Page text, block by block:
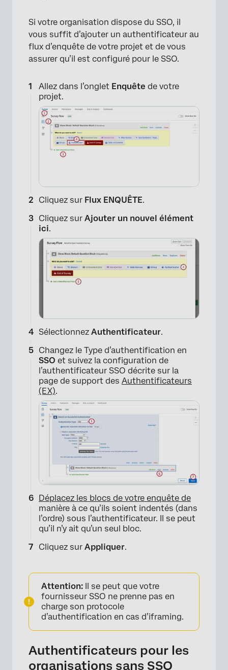
Si votre organisation dispose du SSO, il
vous suffit d’ajouter un authentificateur au
flux d’enquête de votre projet et de vous
assurer qu’il est configuré pour le SSO.
Allez dans l’onglet Enquête de votre
projet.
Cliquez sur Flux ENQUÊTE.
Cliquez sur Ajouter un nouvel élément
ici.
Sélectionnez Authentificateur.
Changez le Type d’authentification en
SSO et suivez la configuration de
l’authentificateur SSO décrite sur la
page de support des Authentificateurs
(EX).
Déplacez les blocs de votre enquête de
manière à ce qu’ils soient indentés (dans
l’ordre) sous l’authentificateur. Il se peut
qu’il n’y ait qu’un seul bloc.
Cliquez sur Appliquer.
Attention: Il se peut que votre
fournisseur SSO ne prenne pas en
charge son protocole
d’authentification en cas d’iframing.
Authentificateurs pour les
organisations sans SSO